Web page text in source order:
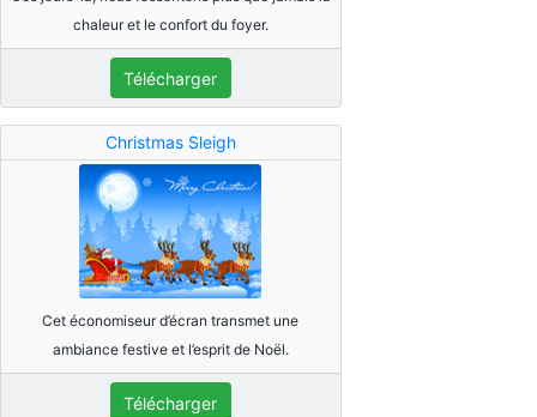
chaleur et le confort du foyer.
Télécharger
Christmas Sleigh
Cet économiseur d’écran transmet une
ambiance festive et l’esprit de Noël.
Télécharger